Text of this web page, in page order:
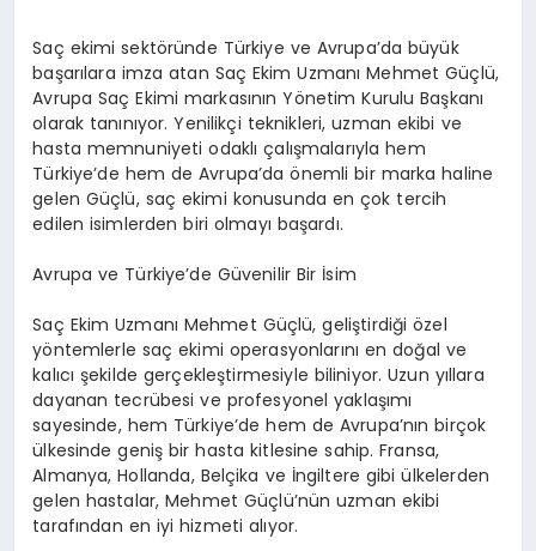
Saç ekimi sektöründe Türkiye ve Avrupa’da büyük
başarılara imza atan Saç Ekim Uzmanı Mehmet Güçlü,
Avrupa Saç Ekimi markasının Yönetim Kurulu Başkanı
olarak tanınıyor. Yenilikçi teknikleri, uzman ekibi ve
hasta memnuniyeti odaklı çalışmalarıyla hem
Türkiye’de hem de Avrupa’da önemli bir marka haline
gelen Güçlü, saç ekimi konusunda en çok tercih
edilen isimlerden biri olmayı başardı.
Avrupa ve Türkiye’de Güvenilir Bir İsim
Saç Ekim Uzmanı Mehmet Güçlü, geliştirdiği özel
yöntemlerle saç ekimi operasyonlarını en doğal ve
kalıcı şekilde gerçekleştirmesiyle biliniyor. Uzun yıllara
dayanan tecrübesi ve profesyonel yaklaşımı
sayesinde, hem Türkiye’de hem de Avrupa’nın birçok
ülkesinde geniş bir hasta kitlesine sahip. Fransa,
Almanya, Hollanda, Belçika ve İngiltere gibi ülkelerden
gelen hastalar, Mehmet Güçlü’nün uzman ekibi
tarafından en iyi hizmeti alıyor.